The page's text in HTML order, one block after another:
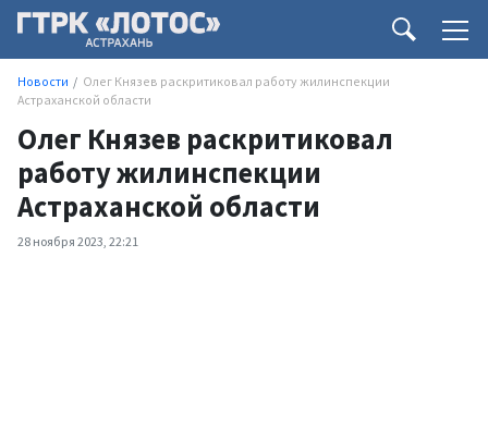
Новости
Олег Князев раскритиковал работу жилинспекции
Астраханской области
Олег Князев раскритиковал
работу жилинспекции
Астраханской области
28 ноября 2023, 22:21